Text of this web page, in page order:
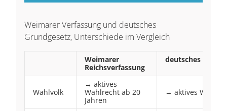
Weimarer Verfassung und deutsches
Grundgesetz, Unterschiede im Vergleich
Weimarer
Reichsverfassung
deutsches
Wahlvolk
→ aktives
Wahlrecht ab 20
Jahren
→ aktives